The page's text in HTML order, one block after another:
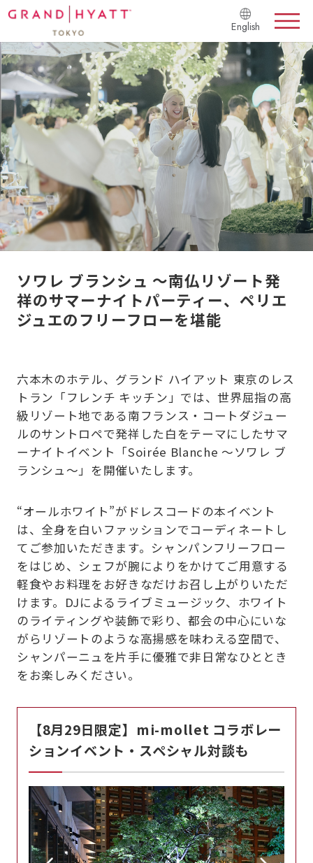
English
ソワレ ブランシュ 〜南仏リゾート発
祥のサマーナイトパーティー、ペリエ
ジュエのフリーフローを堪能
六本木のホテル、グランド ハイアット 東京のレス
トラン「フレンチ キッチン」では、世界屈指の高
級リゾート地である南フランス・コートダジュー
ルのサントロペで発祥した白をテーマにしたサマ
ーナイトイベント「Soirée Blanche ～ソワレ ブ
ランシュ～」を開催いたします。
“オールホワイト”がドレスコードの本イベント
は、全身を白いファッションでコーディネートし
てご参加いただきます。シャンパンフリーフロー
をはじめ、シェフが腕によりをかけてご用意する
軽食やお料理をお好きなだけお召し上がりいただ
けます。DJによるライブミュージック、ホワイト
のライティングや装飾で彩り、都会の中心にいな
がらリゾートのような高揚感を味わえる空間で、
シャンパーニュを片手に優雅で非日常なひととき
をお楽しみください。
【8月29日限定】mi-mollet コラボレー
ションイベント・スペシャル対談も